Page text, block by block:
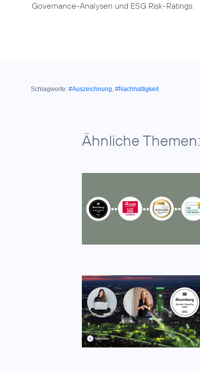
Schlagworte: #Auszeichnung #Nachhaltigkeit
Ähnliche Themen: